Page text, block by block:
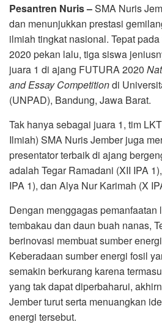
Pesantren Nuris –SMA Nuris
dan menunjukkan prestasi
ilmiah tingkat nasional. Tepat
2020 pekan lalu, tiga siswa
juara 1 di ajang FUTURA 2020
and Essay Competitiondi
(UNPAD), Bandung, Jawa Barat.
Tak hanya sebagai juara 1, tim
Ilmiah) SMA Nuris Jember juga
presentator terbaik di ajang
adalah Tegar Ramadani (XII IPA
IPA 1), dan Alya Nur Karimah (X
Dengan menggagas pemanfaatan
tembakau dan daun buah nanas,
berinovasi membuat sumber
Keberadaan sumber energi fosil
semakin berkurang karena
yang tak dapat diperbaharui,
Jember turut serta menuangkan
energi tersebut.